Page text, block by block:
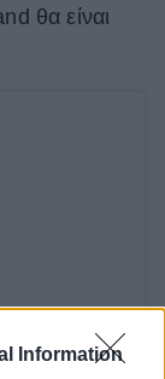
Information
θα είναι